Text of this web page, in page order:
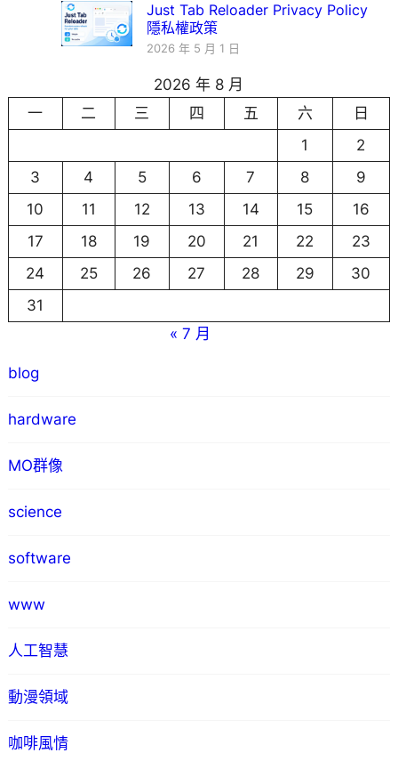
Just Tab Reloader Privacy Policy
隱私權政策
2026 年 5 月 1 日
2026 年 8 月
一
二 三 四 五 六
日
1
2
3
4 5 6 7 8
9
10
11 12 13 14 15
16
17
18 19 20 21 22
23
24
25 26 27 28 29
30
31
« 7 月
blog
hardware
MO群像
science
software
www
人工智慧
動漫領域
咖啡風情